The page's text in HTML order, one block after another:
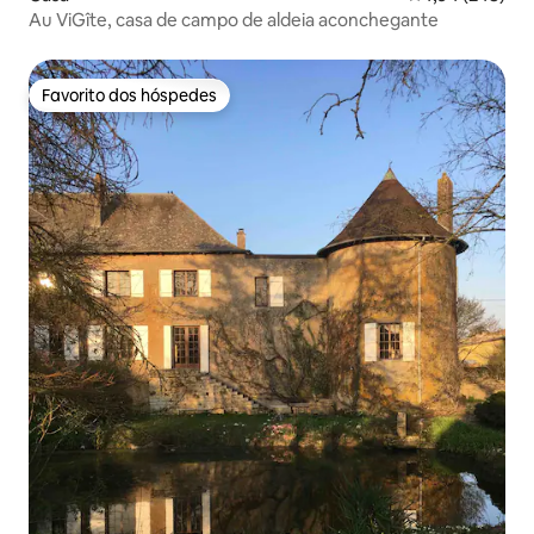
Au ViGîte, casa de campo de aldeia aconchegante
Favorito dos hóspedes
Favorito dos hóspedes